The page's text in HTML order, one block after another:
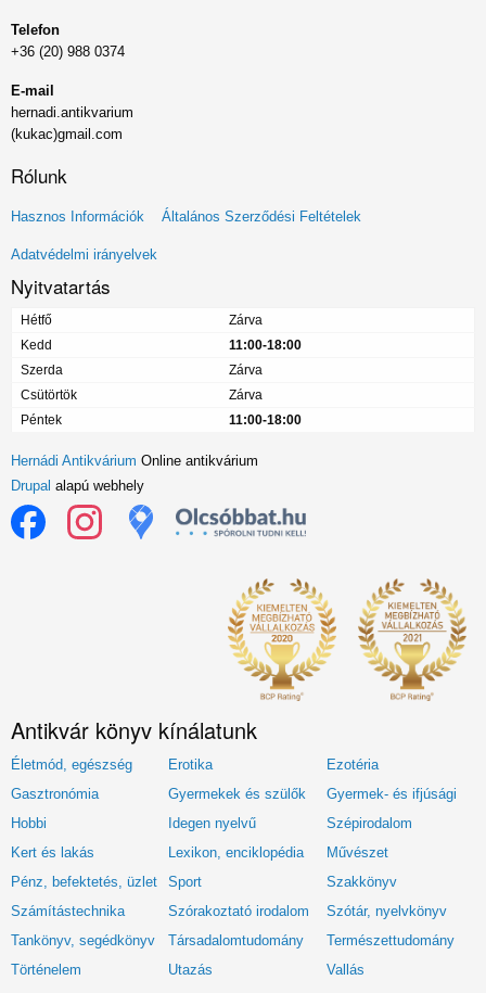
Telefon
+36 (20) 988 0374
E-mail
hernadi.antikvarium
(kukac)gmail.com
Rólunk
Lábléc
menü
Hasznos Információk Általános Szerződési Feltételek
Adatvédelmi irányelvek
Nyitvatartás
Hétfő
Zárva
Kedd
11:00-18:00
Szerda
Zárva
Csütörtök
Zárva
Péntek
11:00-18:00
Hernádi Antikvárium Online antikvárium
Drupal alapú webhely
Antikvár könyv kínálatunk
Életmód, egészség Erotika
Ezotéria
Gasztronómia
Gyermekek és szülők
Gyermek- és ifjúsági
Hobbi
Idegen nyelvű
Szépirodalom
Kert és lakás
Lexikon, enciklopédia
Művészet
Pénz, befektetés, üzlet
Sport
Szakkönyv
Számítástechnika
Szórakoztató irodalom
Szótár, nyelvkönyv
Tankönyv, segédkönyv
Társadalomtudomány
Természettudomány
Történelem
Utazás
Vallás